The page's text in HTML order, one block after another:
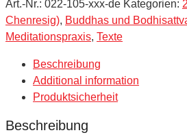
Art.-Nr.: 022-105-xxx-de Kategorien:
Chenresig), Buddhas und
Meditationspraxis, Texte
Beschreibung
Additional information
Produktsicherheit
Beschreibung